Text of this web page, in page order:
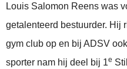
Louis Salomon Reens was
getalenteerd bestuurder. Hij
gym club op en bij ADSV
sporter nam hij deel bij 1e